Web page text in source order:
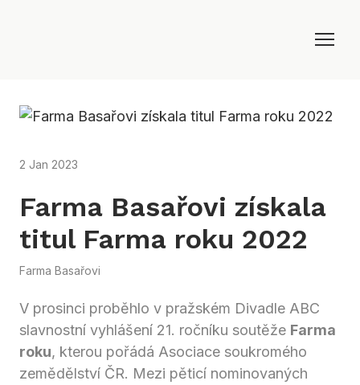
2 Jan 2023
Farma Basařovi získala
titul Farma roku 2022
Farma Basařovi
V prosinci proběhlo v pražském Divadle ABC
slavnostní vyhlášení 21. ročníku soutěže Farma
roku, kterou pořádá Asociace soukromého
zemědělství ČR. Mezi pěticí nominovaných